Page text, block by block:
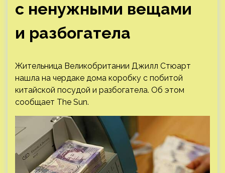
с ненужными вещами
и разбогатела
Жительница Великобритании Джилл Стюарт
нашла на чердаке дома коробку с побитой
китайской посудой и разбогатела. Об этом
сообщает The Sun.